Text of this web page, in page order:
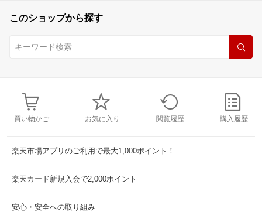
このショップから探す
買い物かご お気に入り 閲覧履歴 購入履歴
楽天市場アプリのご利用で最大1,000ポイント！
楽天カード新規入会で2,000ポイント
安心・安全への取り組み